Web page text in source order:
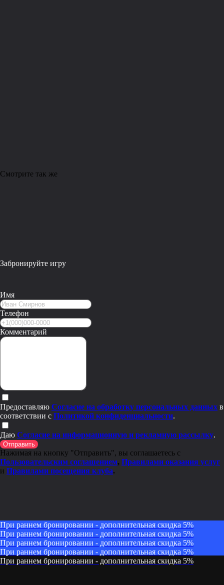
Смотрите так же
Забронируйте игру
Имя
Телефон
Комментарий
Предоставляю Согласие на обработку персональных данных в
соответствии с Политикой конфиденциальности.
Даю Согласие на информационную и рекламную рассылку.
Отправить
Нажимая на кнопку "Отправить", вы соглашаетесь с
Пользовательским соглашением, Правилами оказания услуг
и Правилами посещения клуба.
При раннем бронировании - дополнительная скидка 5%
При раннем бронировании - дополнительная скидка 5%
При раннем бронировании - дополнительная скидка 5%
При раннем бронировании - дополнительная скидка 5%
При раннем бронировании - дополнительная скидка 5%